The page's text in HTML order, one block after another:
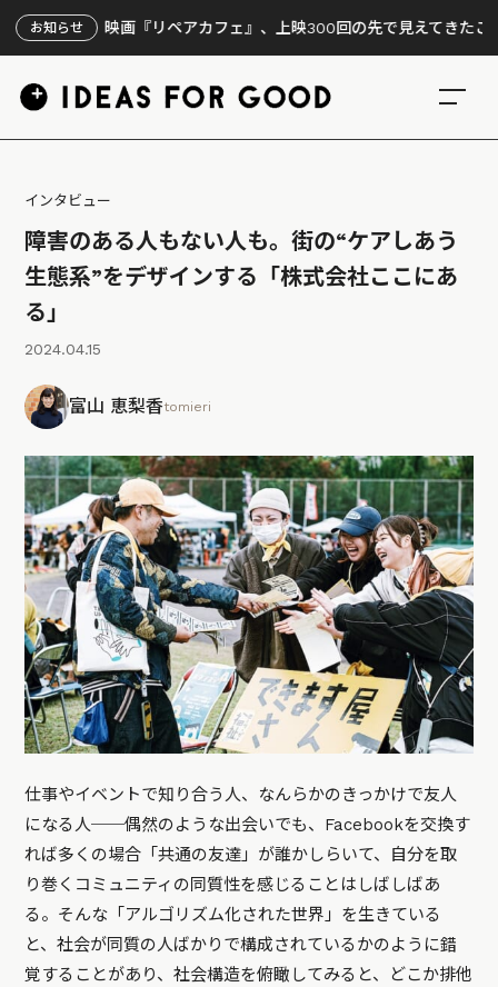
お知らせ
映画『リペアカフェ』、上映300回の先で見えてきたこと
インタビュー
障害のある人もない人も。街の“ケアしあう
生態系”をデザインする「株式会社ここにあ
る」
2024.04.15
富山 恵梨香tomieri
仕事やイベントで知り合う人、なんらかのきっかけで友人
になる人──偶然のような出会いでも、Facebookを交換す
れば多くの場合「共通の友達」が誰かしらいて、自分を取
り巻くコミュニティの同質性を感じることはしばしばあ
る。そんな「アルゴリズム化された世界」を生きている
と、社会が同質の人ばかりで構成されているかのように錯
覚することがあり、社会構造を俯瞰してみると、どこか排他